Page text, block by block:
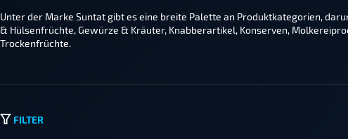
Unter der Marke Suntat gibt es eine breite Palette an Produktkategorien,
& Hülsenfrüchte, Gewürze & Kräuter, Knabberartikel, Konserven,
Trockenfrüchte.
FILTER